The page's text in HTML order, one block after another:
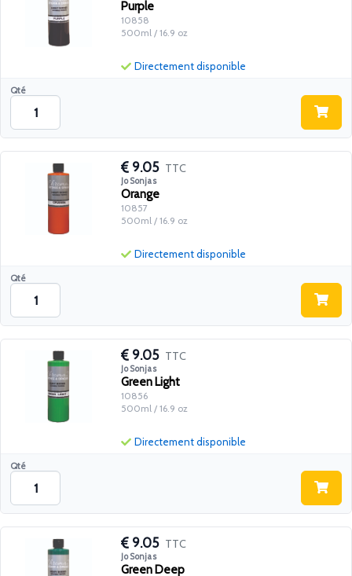
Purple
10858
500ml / 16.9 oz
Qté
Directement disponible
9.05 TTC
Jo Sonjas
Orange
10857
500ml / 16.9 oz
Qté
Directement disponible
9.05 TTC
Jo Sonjas
Green Light
10856
500ml / 16.9 oz
Qté
Directement disponible
9.05 TTC
Jo Sonjas
Green Deep